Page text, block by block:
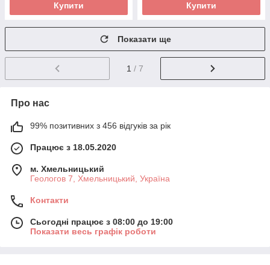
Купити Купити
Показати ще
1 / 7
Про нас
99% позитивних з 456 відгуків за рік
Працює з 18.05.2020
м. Хмельницький
Геологов 7, Хмельницький, Україна
Контакти
Сьогодні працює з 08:00 до 19:00
Показати весь графік роботи